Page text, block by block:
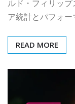
ルド・フィリッ
ア統計とパフォ
READ MORE